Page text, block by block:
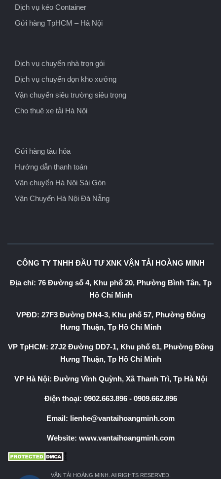
Dịch vụ kéo Container
Gửi hàng TpHCM – Hà Nội
Dịch vụ chuyển nhà trọn gói
Dịch vụ chuyển dọn kho xưởng
Vận chuyển siêu trường siêu trọng
Cho thuê xe tải Hà Nội
Gửi hàng tàu hỏa
Hướng dẫn thanh toán
Vận chuyển Hà Nội Sài Gòn
Vận Chuyển Hà Nội Đà Nẵng
CÔNG TY TNHH ĐẦU TƯ XNK VẬN TẢI HOÀNG MINH
Địa chỉ: 76 Đường số 4, Khu phố 20, Phường Bình Tân, Tp
Hồ Chí Minh
VPĐD: 27F3 Đường DN4-3, Khu phố 57, Phường Đông
Hưng Thuận, Tp Hồ Chí Minh
VP TpHCM: 27J2 Đường DD7-1, Khu phố 61, Phường Đông
Hưng Thuận, Tp Hồ Chí Minh
VP Hà Nội: Đường Vĩnh Quỳnh, Xã Thanh Trì, Tp Hà Nội
Điện thoại: 0902.663.896- 0909.662.896
Email: lienhe@vantaihoangminh.com
Website: www.vantaihoangminh.com
VẬN TẢI HOÀNG MINH. All RIGHTS RESERVED.